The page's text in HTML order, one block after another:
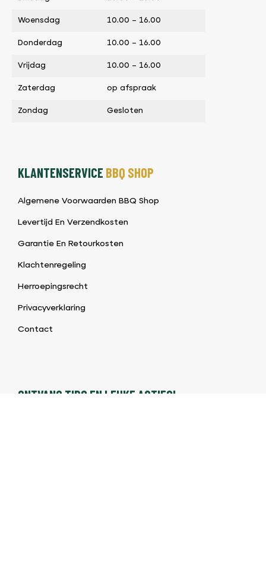
Woensdag 10.00 – 16.00
Donderdag 10.00 – 16.00
Vrijdag 10.00 – 16.00
Zaterdag op afspraak
Zondag Gesloten
KLANTENSERVICE BBQ SHOP
Algemene Voorwaarden BBQ Shop
Levertijd En Verzendkosten
Garantie En Retourkosten
Klachtenregeling
Herroepingsrecht
Privacyverklaring
Contact
ONTVANG TIPS EN LEUKE ACTIES!